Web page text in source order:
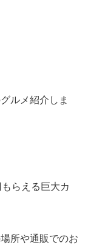
ルメ紹介しま
らえる巨大カ
所や通販でのお